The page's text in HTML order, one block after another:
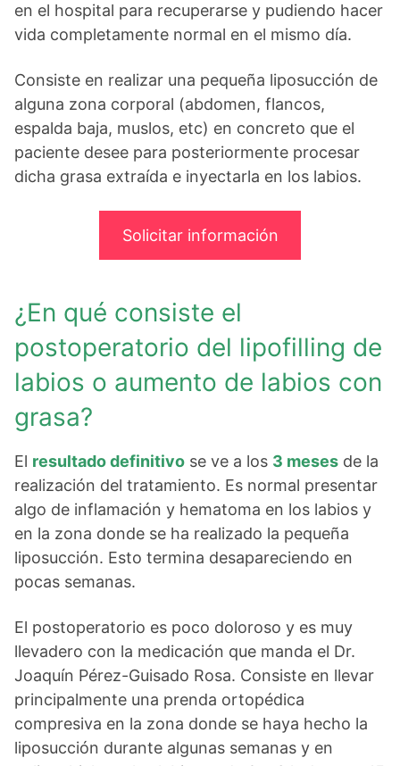
en el hospital para recuperarse y pudiendo hacer
vida completamente normal en el mismo día.
Consiste en realizar una pequeña liposucción de
alguna zona corporal (abdomen, flancos,
espalda baja, muslos, etc) en concreto que el
paciente desee para posteriormente procesar
dicha grasa extraída e inyectarla en los labios.
Solicitar información
¿En qué consiste el
postoperatorio del lipofilling de
labios o aumento de labios con
grasa?
El resultado definitivo se ve a los 3 meses de la
realización del tratamiento. Es normal presentar
algo de inflamación y hematoma en los labios y
en la zona donde se ha realizado la pequeña
liposucción. Esto termina desapareciendo en
pocas semanas.
El postoperatorio es poco doloroso y es muy
llevadero con la medicación que manda el Dr.
Joaquín Pérez-Guisado Rosa. Consiste en llevar
principalmente una prenda ortopédica
compresiva en la zona donde se haya hecho la
liposucción durante algunas semanas y en